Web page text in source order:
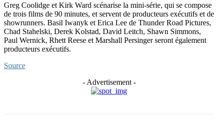
Greg Coolidge et Kirk Ward scénarise la mini-série, qui se compose
de trois films de 90 minutes, et servent de producteurs exécutifs et de
showrunners. Basil Iwanyk et Erica Lee de Thunder Road Pictures,
Chad Stahelski, Derek Kolstad, David Leitch, Shawn Simmons,
Paul Wernick, Rhett Reese et Marshall Persinger seront également
producteurs exécutifs.
Source
- Advertisement -